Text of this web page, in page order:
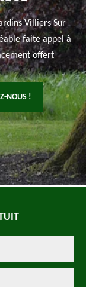
Villiers Sur
faite appel à
offert
NOUS !